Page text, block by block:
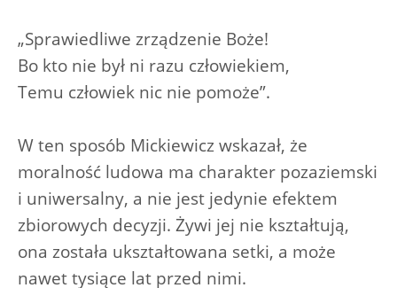
„Sprawiedliwe zrządzenie Boże!
Bo kto nie był ni razu człowiekiem,
Temu człowiek nic nie pomoże”.
W ten sposób Mickiewicz wskazał, że
moralność ludowa ma charakter pozaziemski
i uniwersalny, a nie jest jedynie efektem
zbiorowych decyzji. Żywi jej nie kształtują,
ona została ukształtowana setki, a może
nawet tysiące lat przed nimi.